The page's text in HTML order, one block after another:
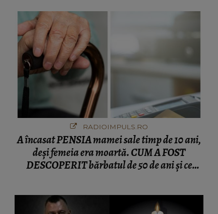
RADIOIMPULS.RO
A încasat PENSIA mamei sale timp de 10 ani,
deși femeia era moartă. CUM A FOST
DESCOPERIT bărbatul de 50 de ani și ce